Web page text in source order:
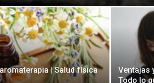
| Salud física
Ventajas
Todo lo